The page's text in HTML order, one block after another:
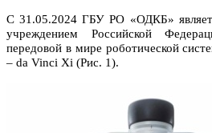
С 31.05.2024 ГБУ РО «ОДКБ»
учреждением Российской
передовой в мире роботической
– da Vinci Xi (Рис. 1).